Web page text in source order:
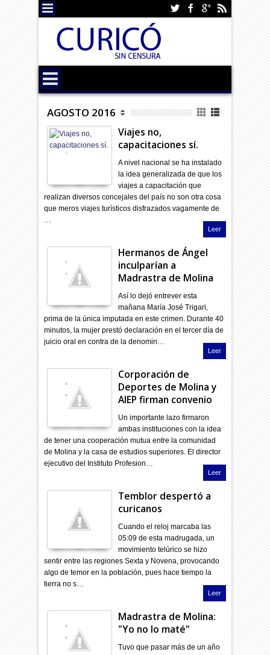
AGOSTO 2016
Viajes no,
capacitaciones sí.
A nivel nacional se ha instalado
la idea generalizada de que los
viajes a capacitación que
realizan diversos concejales del país no son otra cosa
que meros viajes turísticos disfrazados vagamente de
Leer
Hermanos de Ángel
inculparían a
Madrastra de Molina
Así lo dejó entrever esta
mañana María José Trigari,
prima de la única imputada en este crimen. Durante 40
minutos, la mujer prestó declaración en el tercer día de
juicio oral en contra de la denomin…
Leer
Corporación de
Deportes de Molina y
AIEP firman convenio
Un importante lazo firmaron
ambas instituciones con la idea
de tener una cooperación mutua entre la comunidad
de Molina y la casa de estudios superiores. El director
ejecutivo del Instituto Profesion…
Leer
Temblor despertó a
curicanos
Cuando el reloj marcaba las
05:09 de esta madrugada, un
movimiento telúrico se hizo
sentir entre las regiones Sexta y Novena, provocando
algo de temor en la población, pues hace tiempo la
tierra no s…
Leer
Madrastra de Molina:
"Yo no lo maté"
Tuvo que pasar más de un año